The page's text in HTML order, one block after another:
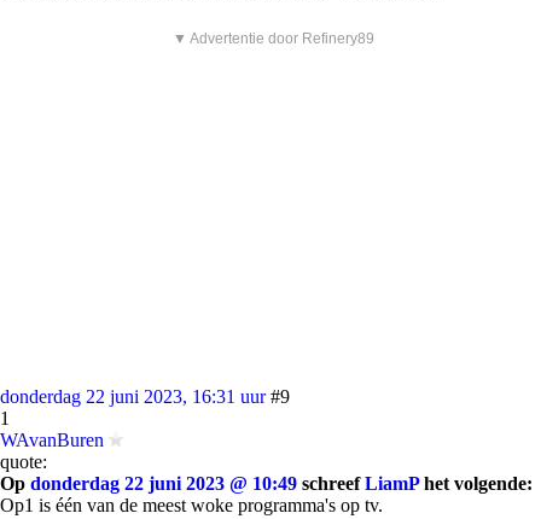
▼ Advertentie door Refinery89
donderdag 22 juni 2023, 16:31 uur #9
1
WAvanBuren
quote:
Op donderdag 22 juni 2023 @ 10:49 schreefLiamPhet volgende:
Op1 is één van de meest woke programma's op tv.